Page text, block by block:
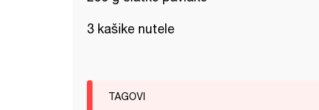
3 kašike nutele
TAGOVI